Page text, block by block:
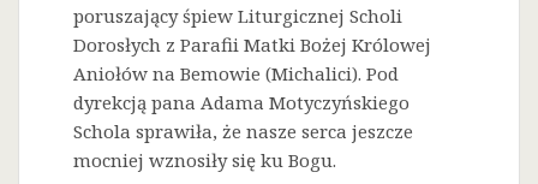
poruszający śpiew Liturgicznej Scholi
Dorosłych z Parafii Matki Bożej Królowej
Aniołów na Bemowie (Michalici). Pod
dyrekcją pana Adama Motyczyńskiego
Schola sprawiła, że nasze serca jeszcze
mocniej wznosiły się ku Bogu.